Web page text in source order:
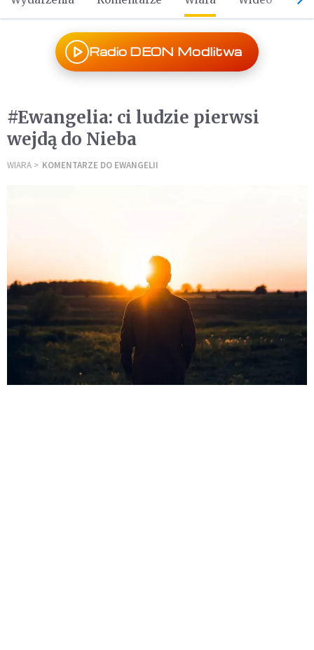
Radio DEON Modlitwa
#Ewangelia: ci ludzie pierwsi
wejdą do Nieba
WIARA KOMENTARZE DO EWANGELII